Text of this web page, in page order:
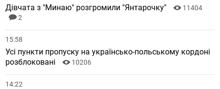
Дівчата з "Минаю" розгромили "Янтарочку"
11404
2
15:58
Усі пункти пропуску на українсько-польському кордоні
розблоковані
10206
14:22